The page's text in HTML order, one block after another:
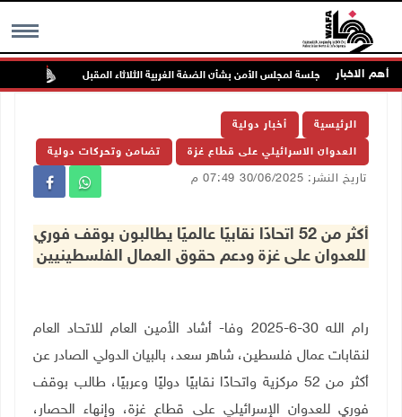
MENU أهم الاخبارجلسة لمجلس الأمن بشأن الضفة الغربية الثلاثاء المقبل
الرئيسية أخبار دولية
العدوان الاسرائيلي على قطاع غزة تضامن وتحركات دولية
تاريخ النشر: 30/06/2025 07:49 م
أكثر من 52 اتحادًا نقابيًا عالميًا يطالبون بوقف فوري
للعدوان على غزة ودعم حقوق العمال الفلسطينيين
رام الله 30-6-2025 وفا- أشاد الأمين العام للاتحاد العام
لنقابات عمال فلسطين، شاهر سعد، بالبيان الدولي الصادر عن
أكثر من 52 مركزية واتحادًا نقابيًا دوليًا وعربيًا، طالب بوقف
فوري للعدوان الإسرائيلي على قطاع غزة، وإنهاء الحصار،